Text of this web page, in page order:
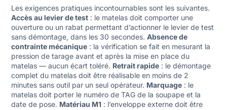
Les exigences pratiques incontournables sont les suivantes.
Accès au levier de test: le matelas doit comporter une
ouverture ou un rabat permettant d’actionner le levier de test
sans démontage, dans les 30 secondes. Absence de
contrainte mécanique: la vérification se fait en mesurant la
pression de tarage avant et après la mise en place du
matelas — aucun écart toléré. Retrait rapide: le démontage
complet du matelas doit être réalisable en moins de 2
minutes sans outil par un seul opérateur. Marquage: le
matelas doit porter le numéro de TAG de la soupape et la
date de pose. Matériau M1 : l’enveloppe externe doit être